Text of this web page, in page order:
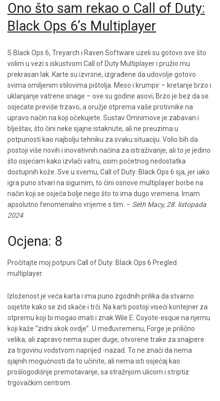
Ono što sam rekao o Call of Duty:
Black Ops 6’s Multiplayer
S Black Ops 6, Treyarch i Raven Software uzeli su gotovo sve što
volim u vezi s iskustvom Call of Duty Multiplayer i pružio mu
prekrasan lak. Karte su izvrsne, izgrađene da udovolje gotovo
svima omiljenim stilovima pištolja. Meso i krumpir – kretanje brzo i
uklanjanje vatrene snage – ove su godine asovi; Brzo je bez da se
osjećate previše trzavo, a oružje otprema vaše protivnike na
upravo način na koji očekujete. Sustav Omnimove je zabavan i
blještav, što čini neke sjajne istaknute, ali ne preuzima u
potpunosti kao najbolju tehniku ​​za svaku situaciju. Volio bih da
postoji više novih i inovativnih načina za istraživanje, ali to je jedino
što osjećam kako izvlači vatru, osim početnog nedostatka
dostupnih kože. Sve u svemu, Call of Duty: Black Ops 6 sja, jer iako
igra puno stvari na sigurnim, to čini osnove multiplayer borbe na
način koji se osjeća bolje nego što to ima dugo vremena. Imam
apsolutno fenomenalno vrijeme s tim. – Seth Macy, 28. listopada
2024
Ocjena: 8
Pročitajte moj potpuni Call of Duty: Black Ops 6 Pregled
multiplayer.
Izloženost je veća karta i ima puno zgodnih prilika da stvarno
osjetite kako se zid skače i trči. Na karti postoji viseći kontejner za
otpremu koji bi mogao imati i znak Wile E. Coyote-esque na njemu
koji kaže “zidni skok ovdje”. U međuvremenu, Forge je prilično
velika, ali zapravo nema super duge, otvorene trake za snajpere
za trgovinu vodstvom naprijed -nazad. To ne znači da nema
sjajnih mogućnosti da to učinite, ali nema isti osjećaj kao
prošlogodišnje premotavanje, sa stražnjom ulicom i striptiz
trgovačkim centrom.